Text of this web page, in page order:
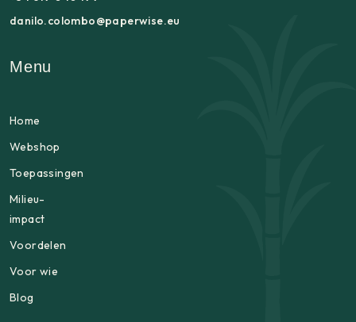
danilo.colombo@paperwise.eu
Menu
Home
Webshop
Toepassingen
Milieu-
impact
Voordelen
Voor wie
Blog